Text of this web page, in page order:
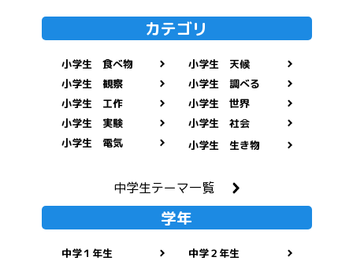
カテゴリ
小学生 食べ物
小学生 天候
小学生 観察
小学生 調べる
小学生 工作
小学生 世界
小学生 実験
小学生 社会
小学生 電気
小学生 生き物
中学生テーマ一覧
学年
中学１年生
中学２年生